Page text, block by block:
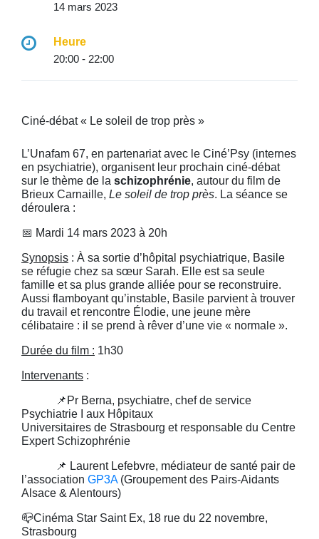
14 mars 2023
Heure
20:00 - 22:00
Ciné-débat « Le soleil de trop près »
L’Unafam 67, en partenariat avec l e Ciné’Psy (internes
en psychiatrie), organisent leur prochain ciné-débat
sur le thème de la schizophrénie, autour du film de
Brieux Carnaille, Le soleil de trop près. La séance se
déroulera :
📅 Mardi 14 mars 2023 à 20h
Synopsis : À sa sortie d’hôpital psychiatrique, Basile
se réfugie chez sa sœur Sarah. Elle est sa seule
famille et sa plus grande alliée pour se reconstruire.
Aussi flamboyant qu’instable, Basile parvient à trouver
du travail et rencontre Élodie, une jeune mère
célibataire : il se prend à rêver d’une vie « normale ».
Durée du film : 1h30
Intervenants :
📌 Pr Berna, psychiatre, chef de service
Psychiatrie I aux Hôpitaux
Universitaires de Strasbourg et responsable du Centre
Expert Schizophrénie
📌 Laurent Lefebvre, médiateur de santé pair de
l’association GP3A(Groupement des Pairs-Aidants
Alsace & Alentours)
📪Cinéma Star Saint Ex, 18 rue du 22 novembre,
Strasbourg